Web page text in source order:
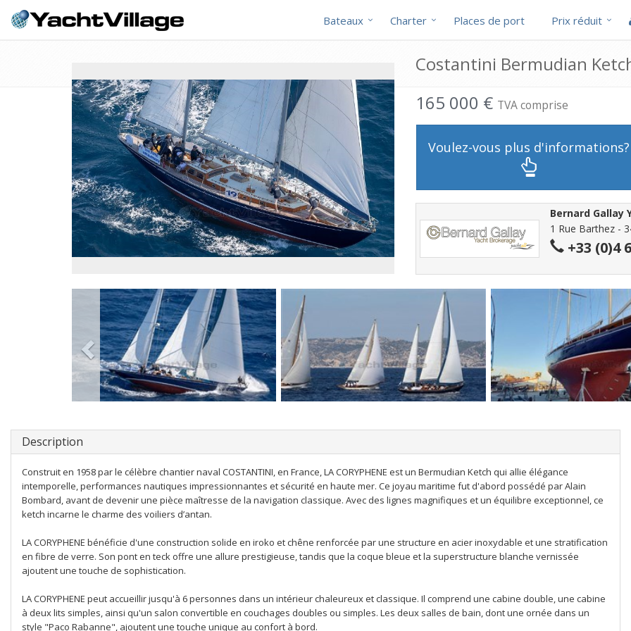
Bateaux Charter Places de port Prix réduit
Costantini Bermudian
165 000 € TVA comprise
Voulez-vous plus d'informations?
Bernard Gallay
1 Rue Barthez -
+33 (0)4
Description
Construit en 1958 par le célèbre chantier naval COSTANTINI, en France, LA CORYPHENE est un Bermudian Ketch qui allie élégance
intemporelle, performances nautiques impressionnantes et sécurité en haute mer. Ce joyau maritime fut d'abord possédé par Alain
Bombard, avant de devenir une pièce maîtresse de la navigation classique. Avec des lignes magnifiques et un équilibre exceptionnel, ce
ketch incarne le charme des voiliers d’antan.
LA CORYPHENE bénéficie d'une construction solide en iroko et chêne renforcée par une structure en acier inoxydable et une stratification
en fibre de verre. Son pont en teck offre une allure prestigieuse, tandis que la coque bleue et la superstructure blanche vernissée
ajoutent une touche de sophistication.
LA CORYPHENE peut accueillir jusqu'à 6 personnes dans un intérieur chaleureux et classique. Il comprend une cabine double, une cabine
à deux lits simples, ainsi qu'un salon convertible en couchages doubles ou simples. Les deux salles de bain, dont une ornée dans un
style "Paco Rabanne", ajoutent une touche unique au confort à bord.